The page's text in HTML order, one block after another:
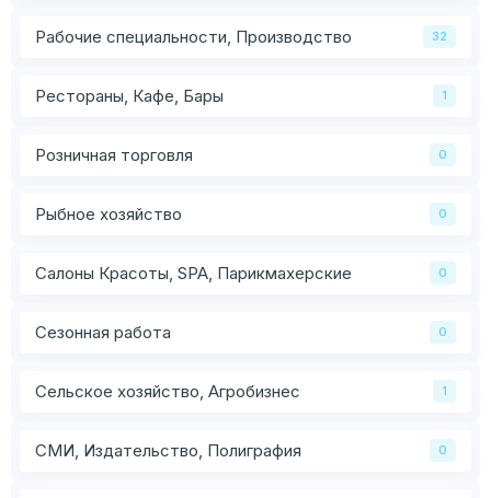
Рабочие специальности, Производство 32
Рестораны, Кафе, Бары 1
Розничная торговля 0
Рыбное хозяйство 0
Салоны Красоты, SPA, Парикмахерские 0
Сезонная работа 0
Сельское хозяйство, Агробизнес 1
СМИ, Издательство, Полиграфия 0